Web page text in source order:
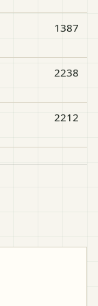
1387
2238
2212